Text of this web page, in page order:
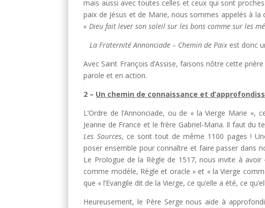
mais aussi avec toutes celles et ceux qui sont
paix de Jésus et de Marie, nous sommes appelés à
« Dieu fait lever son soleil sur les bons comme sur les
La Fraternité Annonciade – Chemin de Paix est donc
Avec Saint François d’Assise, faisons nôtre cette
parole et en action.
2 – Un chemin de connaissance et
L’Ordre de l’Annonciade, ou de « la Vierge Marie »,
Jeanne de France et le frère Gabriel-Maria. Il faut du
Les Sources, ce sont tout de même 1100 pages !
poser ensemble pour connaître et faire passer dans
Le Prologue de la Règle de 1517, nous invite à
comme modèle, Règle et oracle » et « la Vierge
que « l’Evangile dit de la Vierge, ce qu’elle a été, ce
Heureusement, le Père Serge nous aide à